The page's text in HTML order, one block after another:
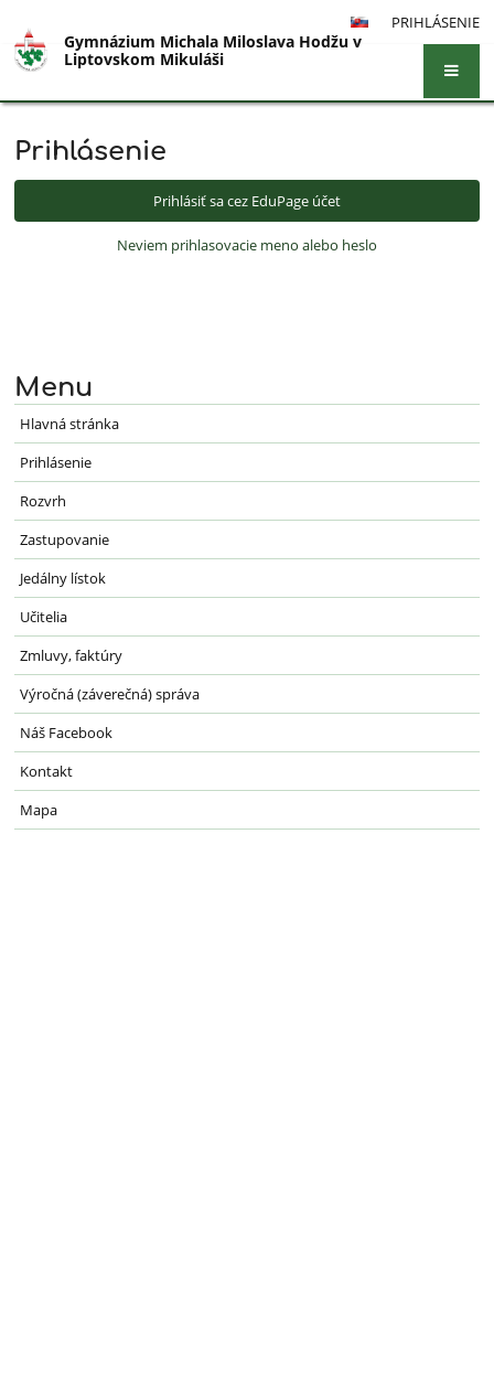
PRIHLÁSENIE
Gymnázium Michala Miloslava Hodžu v
Liptovskom Mikuláši
Hlavná
stránka
Prihlásenie
Prihlásiť sa cez EduPage účet
Neviem prihlasovacie meno alebo heslo
Menu
Hlavná stránka
Prihlásenie
Rozvrh
Zastupovanie
Jedálny lístok
Učitelia
Zmluvy, faktúry
Výročná (záverečná) správa
Náš Facebook
Kontakt
Mapa